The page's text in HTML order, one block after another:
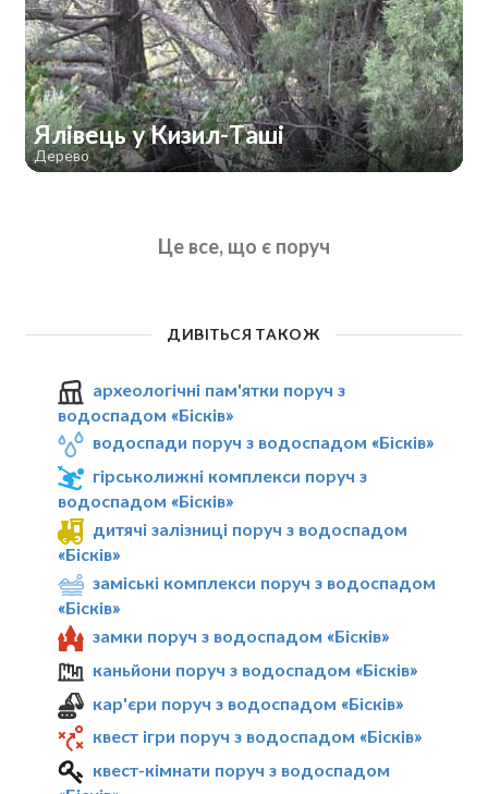
Ялівець у Кизил-Таші
Дерево
Це все, що є поруч
ДИВІТЬСЯ ТАКОЖ
археологічні пам'ятки поруч з
водоспадом «Бісків»
водоспади поруч з водоспадом «Бісків»
гірськолижні комплекси поруч з
водоспадом «Бісків»
дитячі залізниці поруч з водоспадом
«Бісків»
заміські комплекси поруч з водоспадом
«Бісків»
замки поруч з водоспадом «Бісків»
каньйони поруч з водоспадом «Бісків»
кар'єри поруч з водоспадом «Бісків»
квест ігри поруч з водоспадом «Бісків»
квест-кімнати поруч з водоспадом